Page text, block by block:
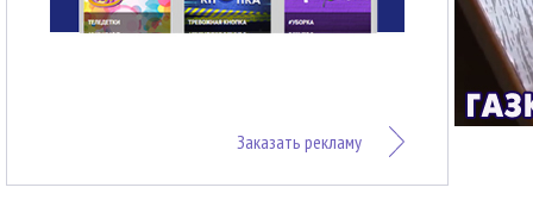
Заказать рекламу